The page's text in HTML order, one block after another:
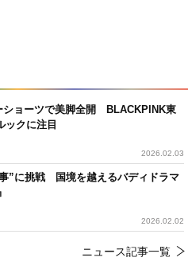
ショーツで美脚全開 BLACKPINK東
ックに注目
2026.02.03
”に挑戦 国境を越えるバディドラマ
2026.02.02
ニュース記事一覧